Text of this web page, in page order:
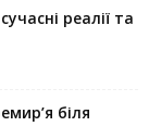
реалії та
біля